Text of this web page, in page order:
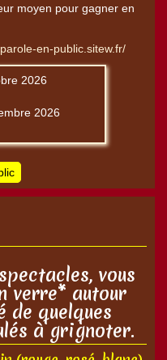
moyen pour gagner en
en-public.sitew.fr/
2026
2026
vous
verre* autour
de quelques
à grignoter.